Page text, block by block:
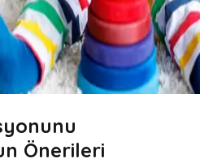
Önerileri